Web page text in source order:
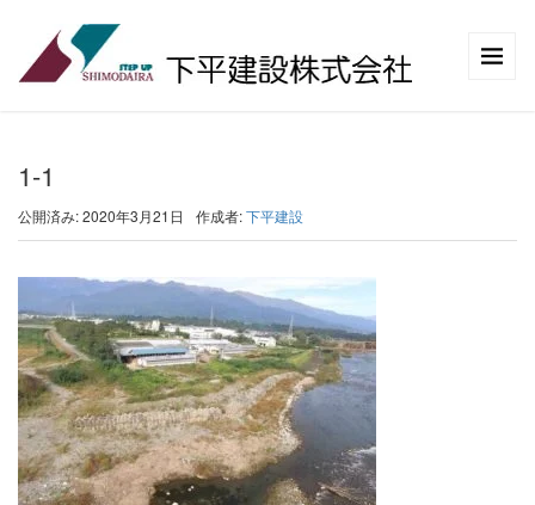
1-1
公開済み: 2020年3月21日 作成者:下平建設